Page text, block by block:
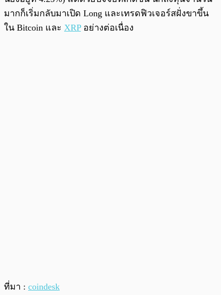
มากก็เริ่มกลับมาเปิด Long และเทรดฟิวเจอร์สฝั่งขาขึ้น
ใน Bitcoin และ XRPอย่างต่อเนื่อง
ที่มา : coindesk